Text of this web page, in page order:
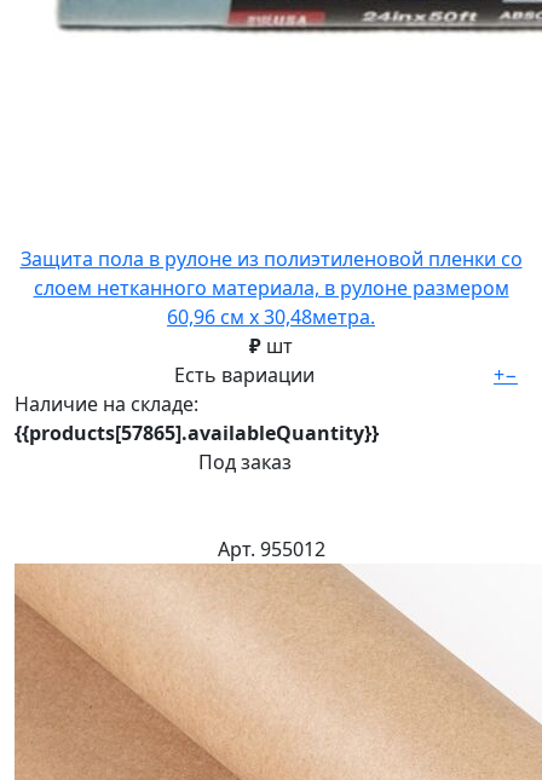
Защита пола в рулоне из полиэтиленовой пленки со
слоем нетканного материала, в рулоне размером
60,96 см х 30,48метра.
₽ шт
Есть вариации
Наличие на складе:
{{products[57865].availableQuantity}}
Под заказ
+−
Арт. 955012